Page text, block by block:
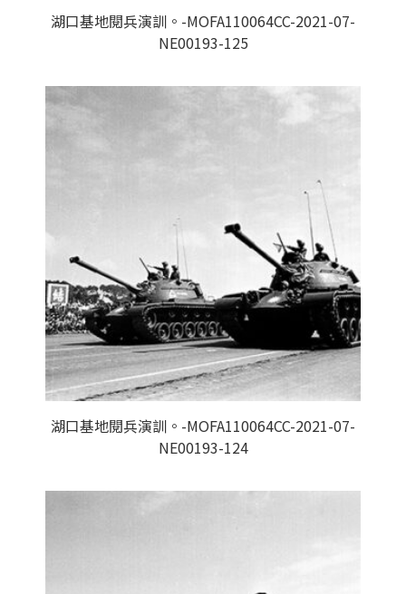
湖口基地閱兵演訓。-MOFA110064CC-2021-07-
NE00193-125
湖口基地閱兵演訓。-MOFA110064CC-2021-07-
NE00193-124